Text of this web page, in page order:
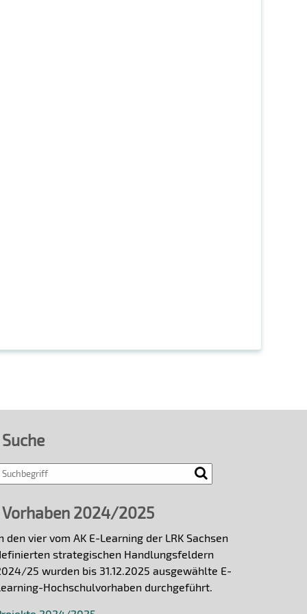
Suche
Search
Vorhaben 2024/2025
den vier vom AK E-Learning der LRK Sachsen
strategischen Handlungsfeldern
25 wurden bis 31.12.2025 ausgewählte E-
Hochschulvorhaben durchgeführt.